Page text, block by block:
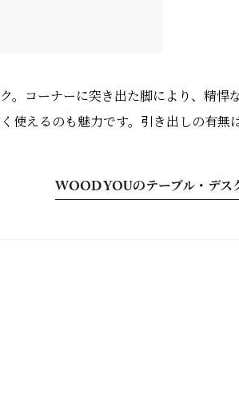
。コーナーに突き出た脚により、精悍
使えるのも魅力です。引き出しの有無
WOOD YOUのテーブル・デス